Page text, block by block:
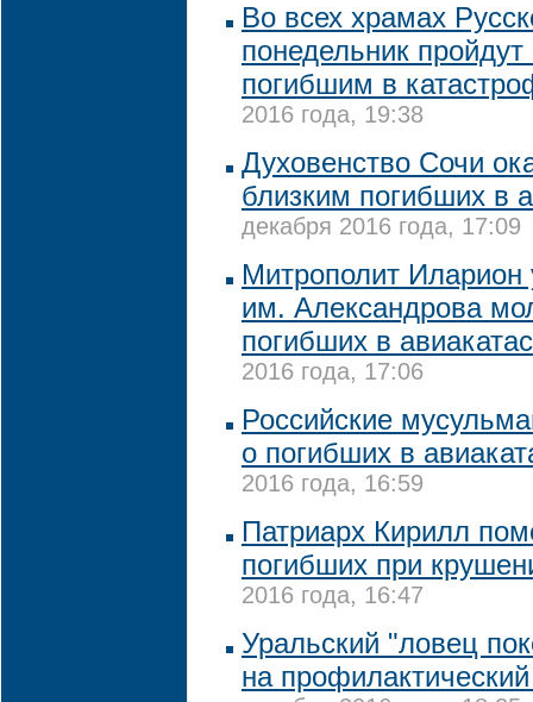
Во всех храмах
понедельник
погибшим в
2016 года, 19:38
Духовенство Сочи
близким погибших в
декабря 2016 года, 17:09
Митрополит Иларион
им. Александрова
погибших в
2016 года, 17:06
Российские
о погибших в
2016 года, 16:59
Патриарх Кирилл
погибших при
2016 года, 16:47
Уральский "ловец
на